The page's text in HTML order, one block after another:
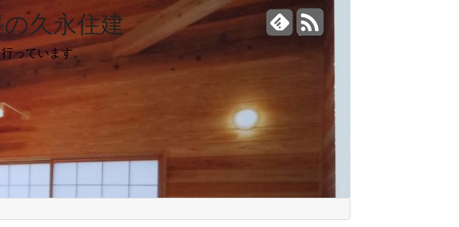
久永住建
っています。